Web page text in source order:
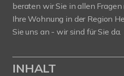
beraten wir Sie in allen Fragen
Ihre Wohnung in der Region
Sie uns an - wir sind für Sie da.
INHALT